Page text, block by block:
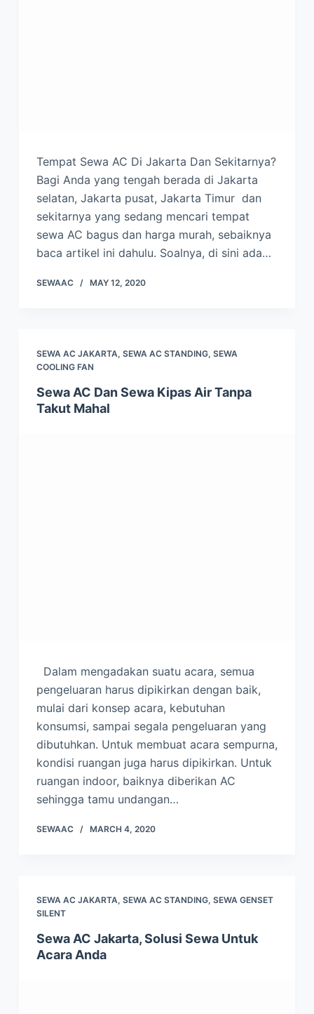
Tempat Sewa AC Di Jakarta Dan Sekitarnya?
Bagi Anda yang tengah berada di Jakarta
selatan, Jakarta pusat, Jakarta Timur dan
sekitarnya yang sedang mencari tempat
sewa AC bagus dan harga murah, sebaiknya
baca artikel ini dahulu. Soalnya, di sini ada…
SEWAAC MAY 12, 2020
SEWA AC JAKARTA, SEWA AC STANDING, SEWA
COOLING FAN
Sewa AC Dan Sewa Kipas Air Tanpa
Takut Mahal
Dalam mengadakan suatu acara, semua
pengeluaran harus dipikirkan dengan baik,
mulai dari konsep acara, kebutuhan
konsumsi, sampai segala pengeluaran yang
dibutuhkan. Untuk membuat acara sempurna,
kondisi ruangan juga harus dipikirkan. Untuk
ruangan indoor, baiknya diberikan AC
sehingga tamu undangan…
SEWAAC MARCH 4, 2020
SEWA AC JAKARTA, SEWA AC STANDING, SEWA GENSET
SILENT
Sewa AC Jakarta, Solusi Sewa Untuk
Acara Anda